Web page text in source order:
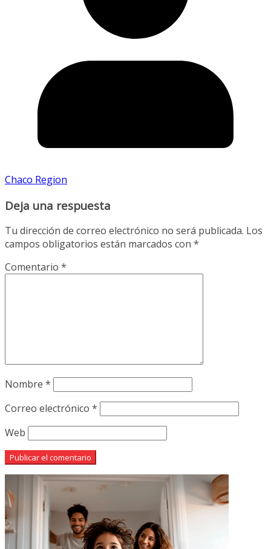
Chaco Region
Deja una respuesta
Tu dirección de correo electrónico no será publicada. Los
campos obligatorios están marcados con *
Comentario *
Nombre *
Correo electrónico *
Web